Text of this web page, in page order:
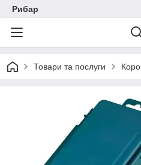
Рибар
Товари та послуги